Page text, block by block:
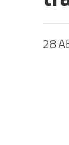
28